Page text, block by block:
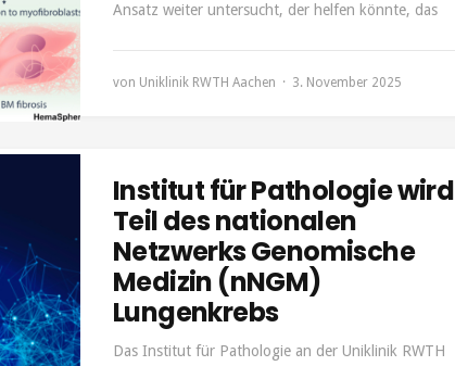
Ansatz weiter untersucht, der helfen könnte, das
von Uniklinik RWTH Aachen 3. November 2025
Institut für Pathologie wird
Teil des nationalen
Netzwerks Genomische
Medizin (nNGM)
Lungenkrebs
Das Institut für Pathologie an der Uniklinik RWTH